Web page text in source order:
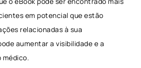
em potencial que estão
relacionadas à sua
aumentar a visibilidade e a
médico.